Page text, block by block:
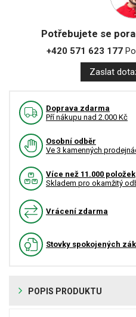
Potřebujete se
+420 571 623 177Po
Zaslat
Doprava zdarma
Pří nákupu nad 2.000 Kč
Osobní odběr
Ve 3 kamenných
Více než 11.000 položek
Skladem pro okamžitý
Vrácení zdarma
Stovky spokojených
POPIS PRODUKTU